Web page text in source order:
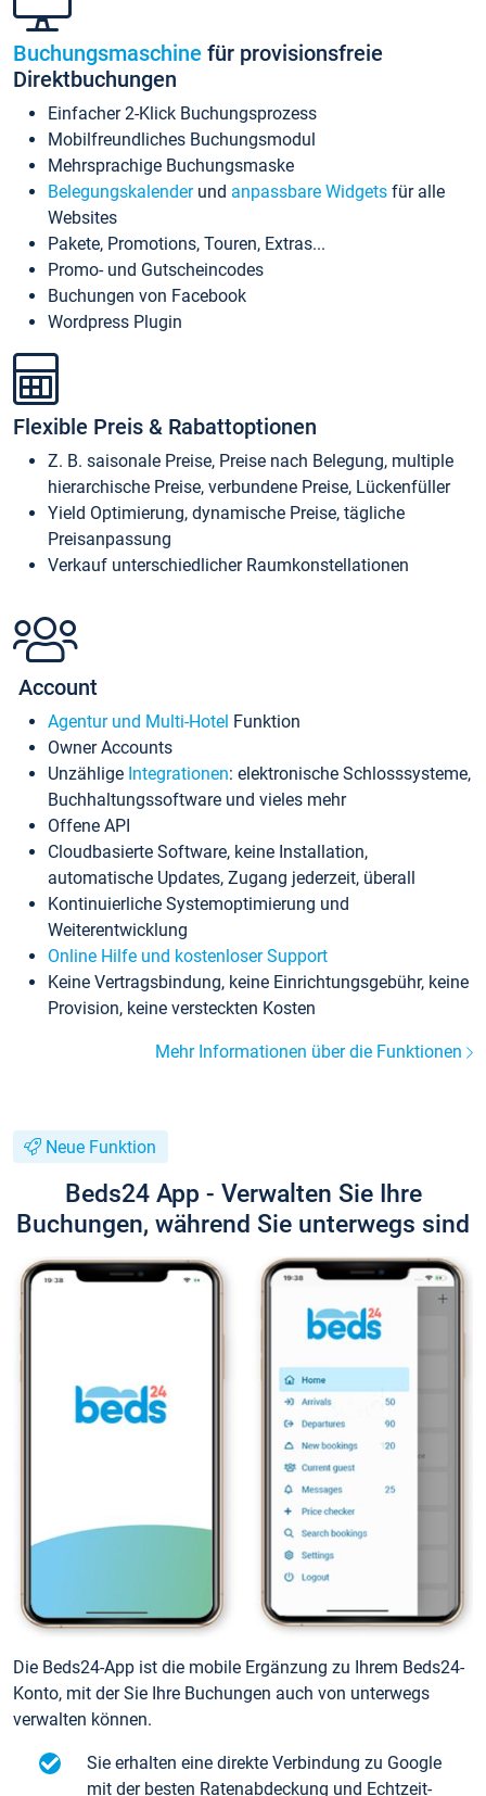
Buchungsmaschine für provisionsfreie
Direktbuchungen
Einfacher 2-Klick Buchungsprozess
Mobilfreundliches Buchungsmodul
Mehrsprachige Buchungsmaske
Belegungskalenderund anpassbare Widgets für alle
Websites
Pakete, Promotions, Touren, Extras...
Promo- und Gutscheincodes
Buchungen von Facebook
Wordpress Plugin
Flexible Preis & Rabattoptionen
Z. B. saisonale Preise, Preise nach Belegung, multiple
hierarchische Preise, verbundene Preise, Lückenfüller
Yield Optimierung, dynamische Preise, tägliche
Preisanpassung
Verkauf unterschiedlicher Raumkonstellationen
Account
Agentur und Multi-Hotel Funktion
Owner Accounts
Unzählige Integrationen: elektronische Schlosssysteme,
Buchhaltungssoftware und vieles mehr
Offene API
Cloudbasierte Software, keine Installation,
automatische Updates, Zugang jederzeit, überall
Kontinuierliche Systemoptimierung und
Weiterentwicklung
Online Hilfe und kostenloser Support
Keine Vertragsbindung, keine Einrichtungsgebühr, keine
Provision, keine versteckten Kosten
Mehr Informationen über die Funktionen
Neue Funktion
Beds24 App - Verwalten Sie Ihre
Buchungen, während Sie unterwegs sind
Die Beds24-App ist die mobile Ergänzung zu Ihrem Beds24-
Konto, mit der Sie Ihre Buchungen auch von unterwegs
verwalten können.
Sie erhalten eine direkte Verbindung zu Google
mit der besten Ratenabdeckung und Echtzeit-